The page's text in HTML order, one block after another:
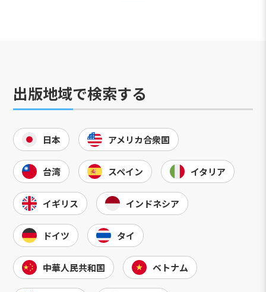
出版地域で検索する
日本 アメリカ合衆国
台湾 スペイン イタリア
イギリス インドネシア
ドイツ タイ
中華人民共和国 ベトナム